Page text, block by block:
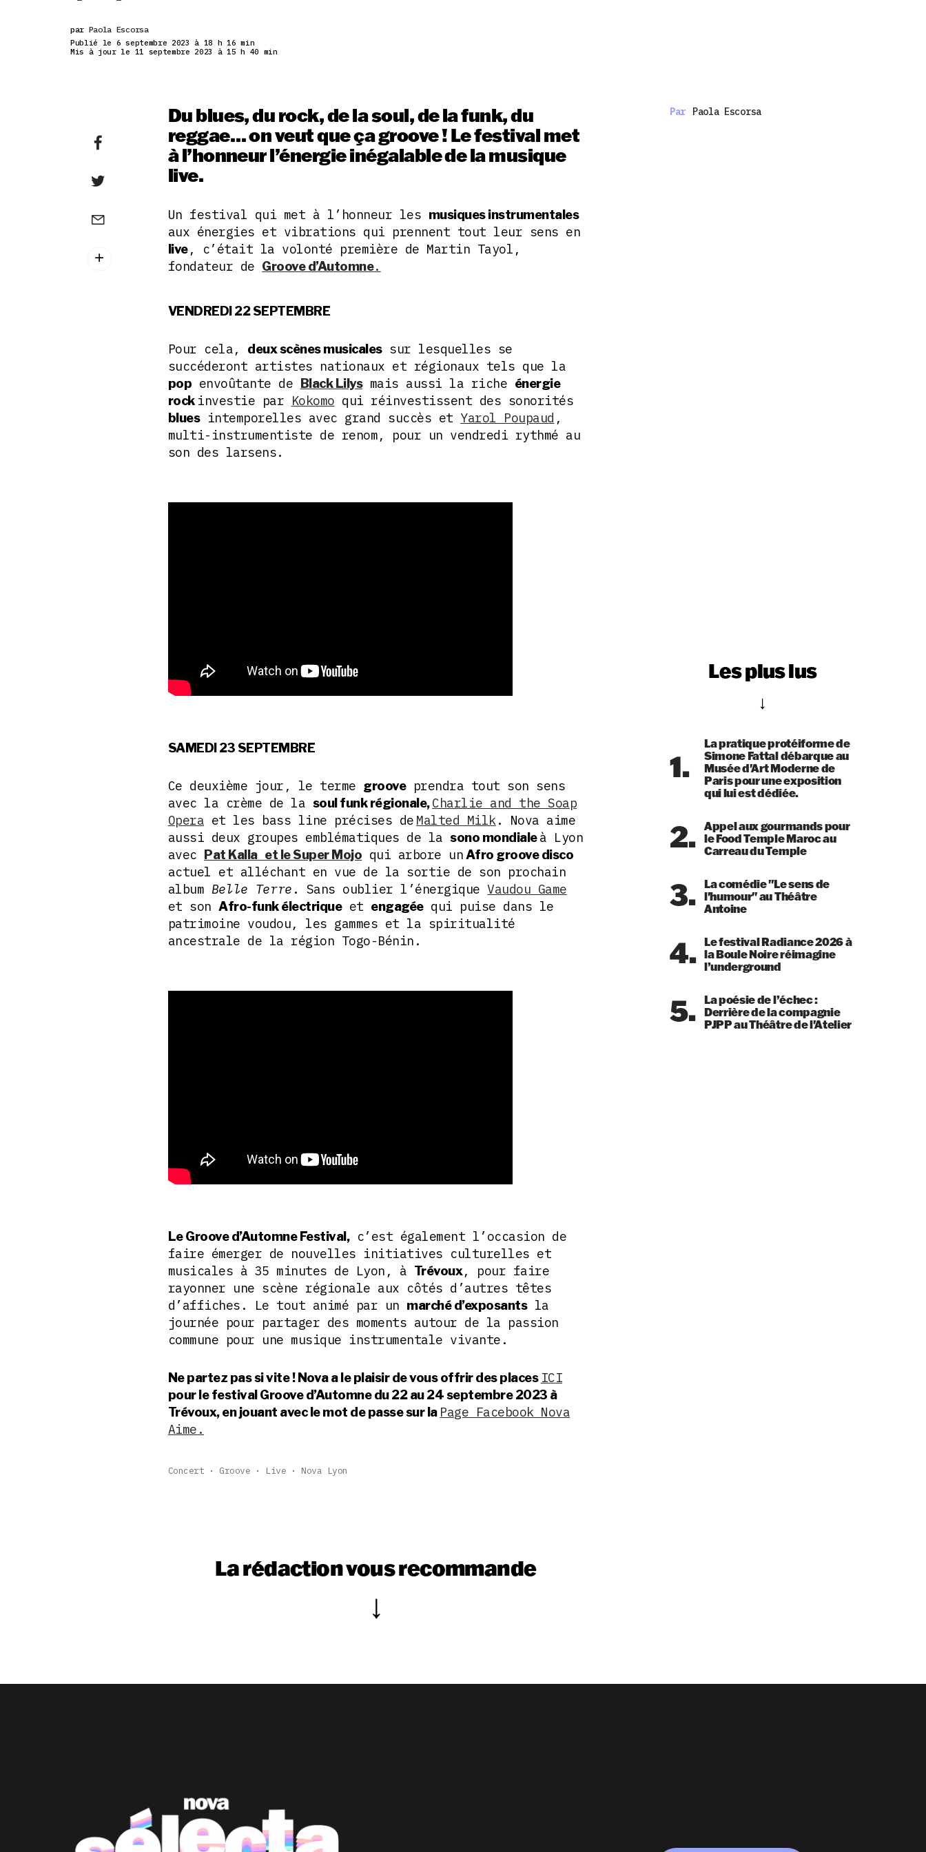
par Paola Escorsa
Publié le 6 septembre 2023 à 18 h 16 min
Mis à jour le 11 septembre 2023 à 15 h 40 min
Du blues, du rock, de la soul, de la funk, du
reggae… on veut que ça groove ! Le festival met
à l’honneur l’énergie inégalable de la musique
live.
Un festival qui met à l’honneur les musiques instrumentales
aux énergies et vibrations qui prennent tout leur sens en
live, c’était la volonté première de Martin Tayol,
fondateur de Groove d’Automne.
VENDREDI 22 SEPTEMBRE
Pour cela, deux scènes musicalessur lesquelles se
succéderont artistes nationaux et régionaux tels que la
pop envoûtante de Black Lilysmais aussi la riche énergie
rock investie par Kokomo qui réinvestissent des sonorités
bluesintemporelles avec grand succès et Yarol Poupaud ,
multi-instrumentiste de renom, pour un vendredi rythmé au
son des larsens.
SAMEDI 23 SEPTEMBRE
Ce deuxième jour, le terme grooveprendra tout son sens
avec la crème de la soul funk régionale,Charlie and the Soap
Opera et les bass line précises de Malted Milk. Nova aime
aussi deux groupes emblématiques de lasono mondialeà Lyon
avec Pat Kalla et le Super Mojo qui arbore unAfro groove disco
actuel et alléchant en vue de la sortie de son prochain
album Belle Terre . Sans oublier l’énergiqueVaudou Game
et sonAfro-funk électriqueet engagéequi puise dans le
patrimoine voudou, les gammes et la spiritualité
ancestrale de la région Togo-Bénin.
Le Groove d’Automne Festival,c’est également l’occasion de
faire émerger de nouvelles initiatives culturelles et
musicales à 35 minutes de Lyon, à Trévoux, pour faire
rayonner une scène régionale aux côtés d’autres têtes
d’affiches. Le tout animé par un marché d’exposantsla
journée pour partager des moments autour de la passion
commune pour une musique instrumentale vivante.
Ne partez pas si vite ! Nova a le plaisir de vous offrir des places ICI
pour le festival Groove d’Automne du 22 au 24 septembre 2023 à
Trévoux, en jouant avec le mot de passe sur la Page Facebook Nova
Aime.
Concert Groove Live Nova Lyon
La rédaction vous recommande
Par Paola Escorsa
Les plus lus
1.
La pratique protéiforme de
Simone Fattal débarque au
Musée d'Art Moderne de
Paris pour une exposition
qui lui est dédiée.
2. Appel aux gourmands pour
le Food Temple Maroc au
Carreau du Temple
3. La comédie "Le sens de
l'humour" au Théâtre
Antoine
4. Le festival Radiance 2026 à
la Boule Noire réimagine
l’underground
5. La poésie de l’échec :
Derrière de la compagnie
PJPP au Théâtre de l'Atelier